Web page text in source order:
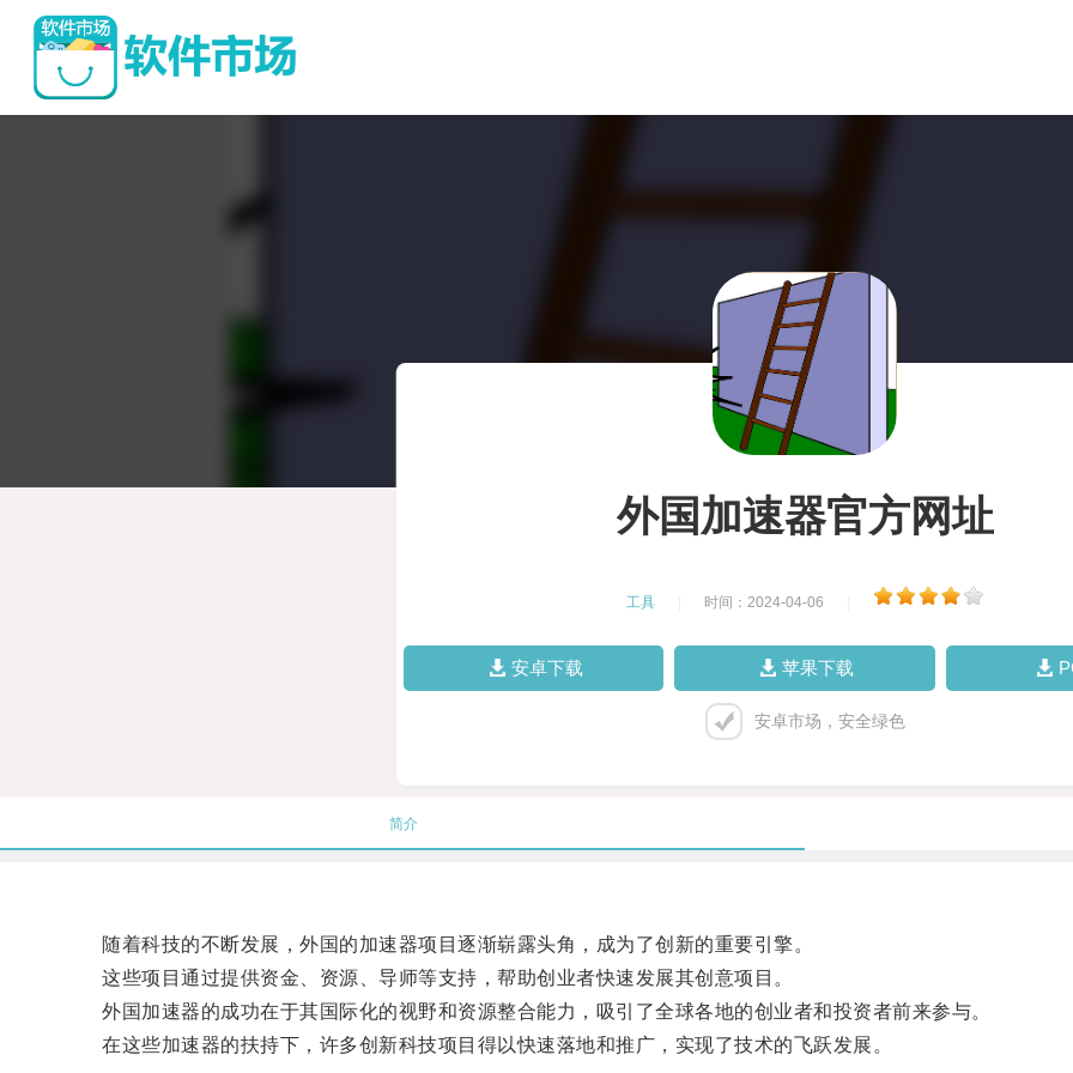
外国加速器官方网址
工具 时间：2024-04-06
安卓下载 苹果下载
安卓市场，安全绿色
简介
随着科技的不断发展，外国的加速器项目逐渐崭露头角，成为了创新的重要引擎。
这些项目通过提供资金、资源、导师等支持，帮助创业者快速发展其创意项目。
外国加速器的成功在于其国际化的视野和资源整合能力，吸引了全球各地的创业者和投资者前来参与。
在这些加速器的扶持下，许多创新科技项目得以快速落地和推广，实现了技术的飞跃发展。